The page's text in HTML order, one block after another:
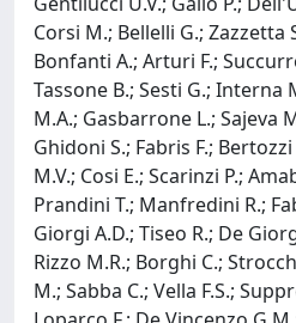
Corsi M.; Bellelli G.; Zazzetta
Bonfanti A.; Arturi F.;
Tassone B.; Sesti G.; Interna
M.A.; Gasbarrone L.; Sajeva
Ghidoni S.; Fabris F.;
M.V.; Cosi E.; Scarinzi P.;
Prandini T.; Manfredini R.;
Giorgi A.D.; Tiseo R.; De
Rizzo M.R.; Borghi C.;
M.; Sabba C.; Vella F.S.;